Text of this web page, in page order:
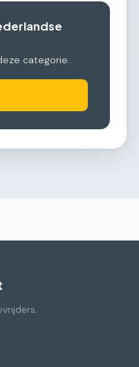
categorie.